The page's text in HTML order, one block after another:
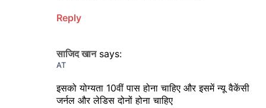
Reply
साजिद खान says:
AT
इसको योग्यता 10वीं पास होना चाहिए और इसमें न्यू वैकेंसी
जर्नल और लेडिस दोनों होना चाहिए